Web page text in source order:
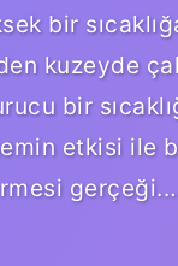
bir
kuzeyde
bir
etkisi